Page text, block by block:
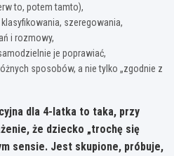
to, potem tamto),
szeregowania,
i rozmowy,
je poprawiać,
sposobów, a nie tylko „zgodnie z
dla 4-latka to taka, przy
że dziecko „trochę się
sensie. Jest skupione, próbuje,